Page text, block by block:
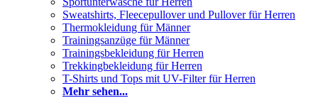
Sweatshirts, Fleecepullover und Pullover für Herren
Thermokleidung für Männer
Trainingsanzüge für Männer
Trainingsbekleidung für Herren
Trekkingbekleidung für Herren
T-Shirts und Tops mit UV-Filter für Herren
Mehr sehen...